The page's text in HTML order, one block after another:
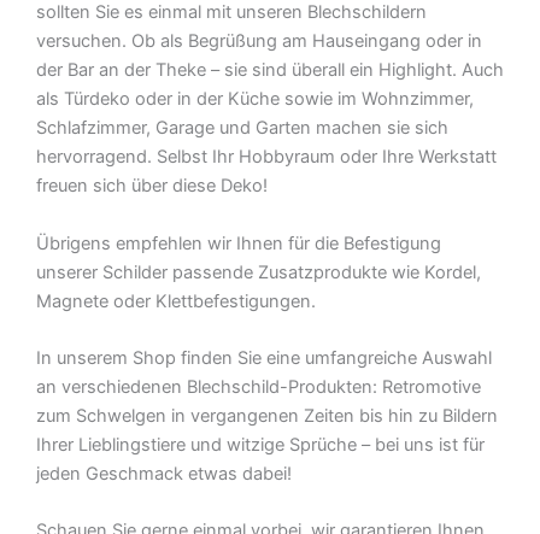
sollten Sie es einmal mit unseren Blechschildern
versuchen. Ob als Begrüßung am Hauseingang oder in
der Bar an der Theke – sie sind überall ein Highlight. Auch
als Türdeko oder in der Küche sowie im Wohnzimmer,
Schlafzimmer, Garage und Garten machen sie sich
hervorragend. Selbst Ihr Hobbyraum oder Ihre Werkstatt
freuen sich über diese Deko!
Übrigens empfehlen wir Ihnen für die Befestigung
unserer Schilder passende Zusatzprodukte wie Kordel,
Magnete oder Klettbefestigungen.
In unserem Shop finden Sie eine umfangreiche Auswahl
an verschiedenen Blechschild-Produkten: Retromotive
zum Schwelgen in vergangenen Zeiten bis hin zu Bildern
Ihrer Lieblingstiere und witzige Sprüche – bei uns ist für
jeden Geschmack etwas dabei!